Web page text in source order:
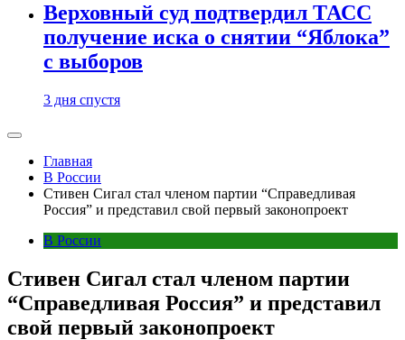
Верховный суд подтвердил ТАСС
получение иска о снятии “Яблока”
с выборов
3 дня спустя
Главная
В России
Стивен Сигал стал членом партии “Справедливая
Россия” и представил свой первый законопроект
В России
Стивен Сигал стал членом партии
“Справедливая Россия” и представил
свой первый законопроект